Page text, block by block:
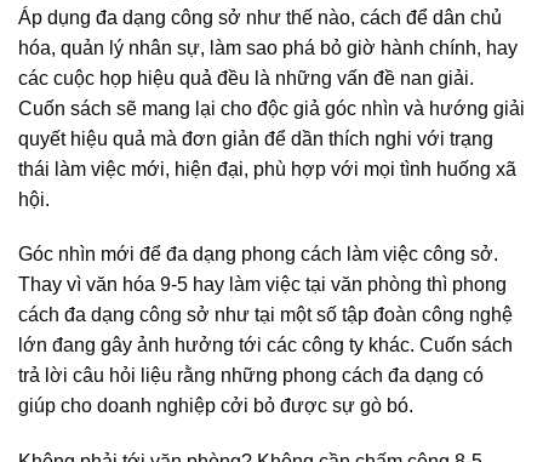
Áp dụng đa dạng công sở như thế nào, cách để dân chủ
hóa, quản lý nhân sự, làm sao phá bỏ giờ hành chính, hay
các cuộc họp hiệu quả đều là những vấn đề nan giải.
Cuốn sách sẽ mang lại cho độc giả góc nhìn và hướng giải
quyết hiệu quả mà đơn giản để dần thích nghi với trạng
thái làm việc mới, hiện đại, phù hợp với mọi tình huống xã
hội.
Góc nhìn mới để đa dạng phong cách làm việc công sở.
Thay vì văn hóa 9-5 hay làm việc tại văn phòng thì phong
cách đa dạng công sở như tại một số tập đoàn công nghệ
lớn đang gây ảnh hưởng tới các công ty khác. Cuốn sách
trả lời câu hỏi liệu rằng những phong cách đa dạng có
giúp cho doanh nghiệp cởi bỏ được sự gò bó.